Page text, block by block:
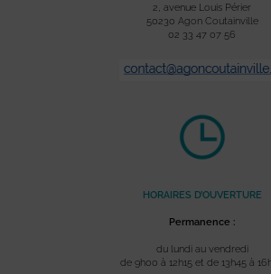
2, avenue Louis Périer
50230 Agon Coutainville
02 33 47 07 56
HORAIRES D’OUVERTURE
Permanence :
du lundi au vendredi
de 9h00 à 12h15 et de 13h45 à